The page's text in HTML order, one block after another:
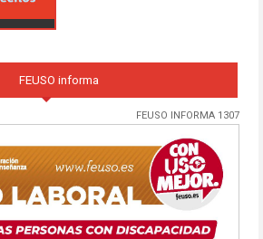
FEUSO informa
FEUSO INFORMA 1307